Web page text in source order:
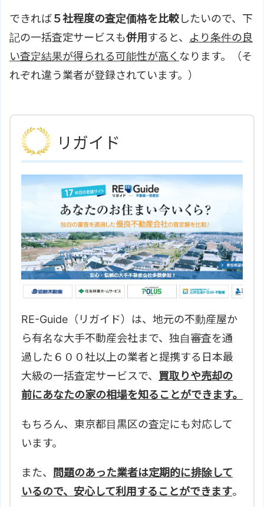
できれば５社程度の査定価格を比較したいので、下
記の一括査定サービスも併用 すると、 より条件の良
い査定結果が得られる可能性が高く なります。（そ
れぞれ違う業者が登録されています。）
リガイド
RE-Guide（リガイド）は、地元の不動産屋か
ら有名な大手不動産会社まで、独自審査を通
過した６００社以上の業者と提携する日本最
大級の一括査定サービスで、 買取りや売却の
前にあなたの家の相場を知ることができます。
もちろん、 東京都目黒区の査定にも対応して
います。
また、
問題のあった業者は定期的に排除して
いるので、安心して利用することができます。